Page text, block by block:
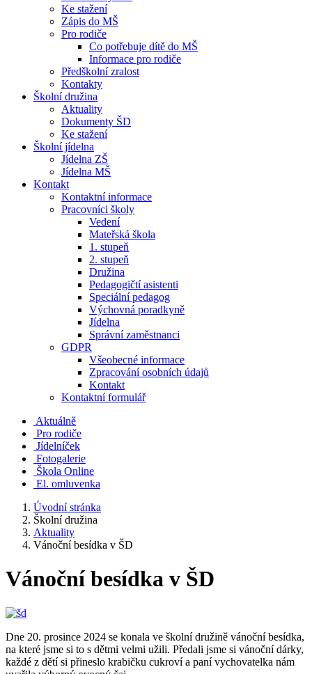
Ke stažení
Zápis do MŠ
Pro rodiče
Co potřebuje dítě do MŠ
Informace pro rodiče
Předškolní zralost
Kontakty
Školní družina
Aktuality
Dokumenty ŠD
Ke stažení
Školní jídelna
Jídelna ZŠ
Jídelna MŠ
Kontakt
Kontaktní informace
Pracovníci školy
Vedení
Mateřská škola
1. stupeň
2. stupeň
Družina
Pedagogičtí asistenti
Speciální pedagog
Výchovná poradkyně
Jídelna
Správní zaměstnanci
GDPR
Všeobecné informace
Zpracování osobních údajů
Kontakt
Kontaktní formulář
Aktuálně
Pro rodiče
Jídelníček
Fotogalerie
Škola Online
El. omluvenka
Úvodní stránka
Školní družina
Aktuality
Vánoční besídka v ŠD
Vánoční besídka v ŠD
Dne 20. prosince 2024 se konala ve školní družině vánoční besídka,
na které jsme si to s dětmi velmi užili. Předali jsme si vánoční dárky,
každé z dětí si přineslo krabičku cukroví a paní vychovatelka nám